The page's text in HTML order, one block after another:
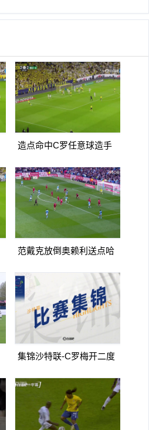
造点命中C罗任意球造手
球
范戴克放倒奥赖利送点哈
浦
集锦沙特联-C罗梅开二度